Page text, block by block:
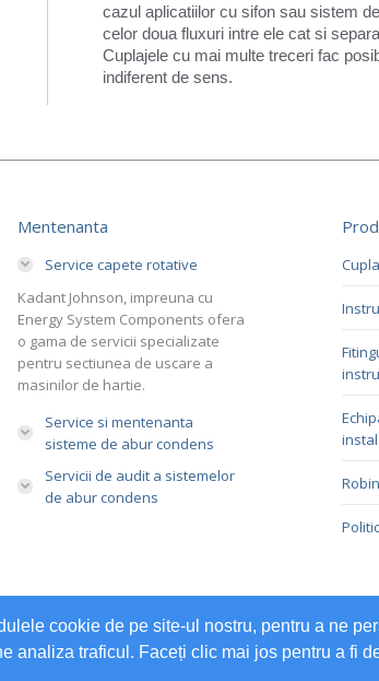
cookie de pe site-ul nostru, pentru a ne
analiza traficul. Faceți clic mai jos pentru a fi
cazul aplicatiilor cu sifon sau sistem
celor doua fluxuri intre ele cat si
Cuplajele cu mai multe treceri fac
indiferent de sens.
Mentenanta
Service capete rotative
Kadant Johnson, impreuna cu
Energy System Components ofera
o gama de servicii specializate
pentru sectiunea de uscare a
masinilor de hartie.
Service si mentenanta
sisteme de abur condens
Servicii de audit a sistemelor
de abur condens